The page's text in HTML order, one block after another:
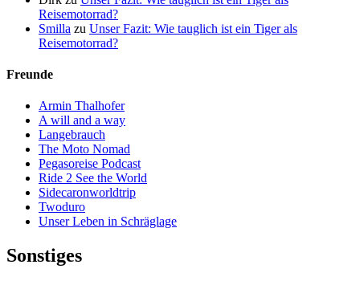
Reisemotorrad?
Smilla zu Unser Fazit: Wie tauglich ist ein Tiger als
Reisemotorrad?
Freunde
Armin Thalhofer
A will and a way
Langebrauch
The Moto Nomad
Pegasoreise Podcast
Ride 2 See the World
Sidecaronworldtrip
Twoduro
Unser Leben in Schräglage
Sonstiges